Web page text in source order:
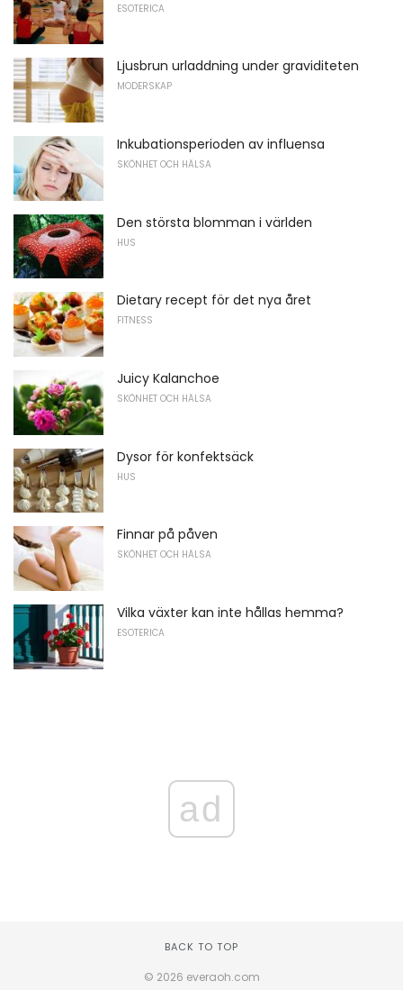
ESOTERICA
Ljusbrun urladdning under graviditeten
MODERSKAP
Inkubationsperioden av influensa
SKÖNHET OCH HÄLSA
Den största blomman i världen
HUS
Dietary recept för det nya året
FITNESS
Juicy Kalanchoe
SKÖNHET OCH HÄLSA
Dysor för konfektsäck
HUS
Finnar på påven
SKÖNHET OCH HÄLSA
Vilka växter kan inte hållas hemma?
ESOTERICA
ad
BACK TO TOP
© 2026 everaoh.com